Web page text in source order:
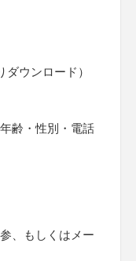
ウンロード）
齢・性別・電話
、もしくはメー